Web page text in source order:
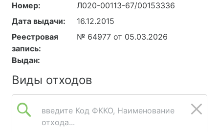
Номер:
Л020-00113-67/00153336
Дата выдачи:
16.12.2015
Реестровая
запись:
№ 64977 от 05.03.2026
Выдан:
Виды отходов
введите Код ФККО, Наименование
отхода...